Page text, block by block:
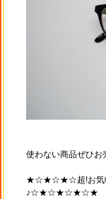
使わない商品ぜひお
★☆★☆★☆超!お気軽
♪☆★☆★☆★☆★